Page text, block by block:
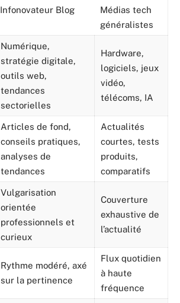
Infonovateur Blog
Médias tech
généralistes
Numérique,
stratégie digitale,
outils web,
tendances
sectorielles
Hardware,
logiciels, jeux
vidéo,
télécoms, IA
Articles de fond,
conseils pratiques,
analyses de
tendances
Actualités
courtes, tests
produits,
comparatifs
Vulgarisation
orientée
professionnels et
curieux
Couverture
exhaustive de
l’actualité
Rythme modéré, axé
sur la pertinence
Flux quotidien
à haute
fréquence